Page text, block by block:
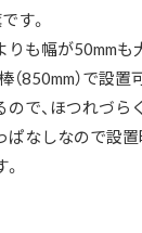
す。
も幅が50mmも
850mm）で設置
で、ほつれづら
なしなので設置